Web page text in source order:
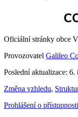
Oficiální stránky obce
Provozovatel Galileo
Poslední aktualizace: 6.
Změna vzhledu,
Prohlášení o přístupnosti